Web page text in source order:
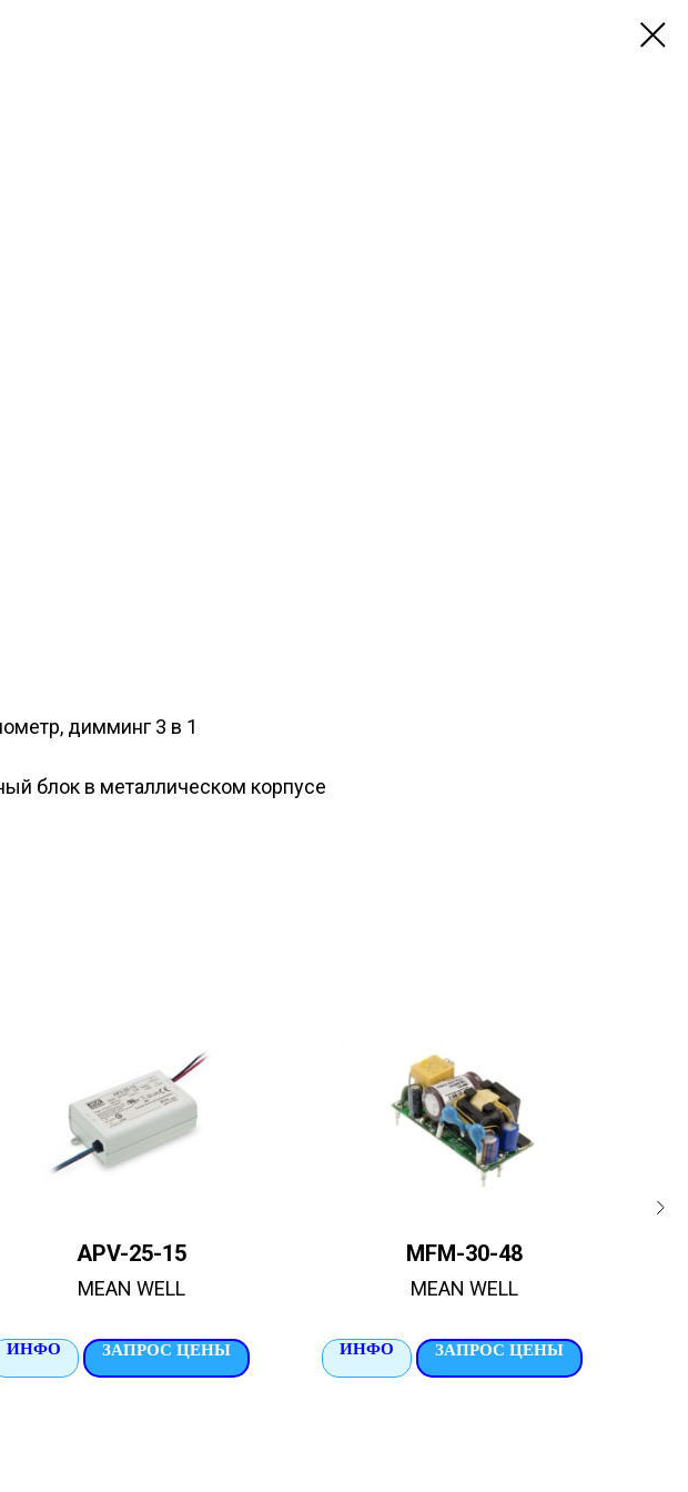
димминг 3 в 1
блок в металлическом корпусе
APV-25-15
MEAN WELL
ИНФО ЗАПРОС ЦЕНЫ
MFM-30-48
MEAN WELL
ИНФО ЗАПРОС ЦЕНЫ